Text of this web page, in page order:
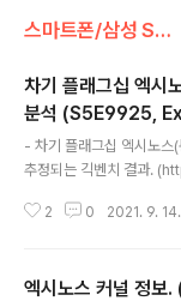
스마트폰/삼성 SAMSUNG
차기 플래그십 엑시
분석 (S5E9925,
- 차기 플래그십 엑시노
추정되는 긱벤치 결과.
럭시S21 모델명이 SM-
판 정도로 추측할 수 있음.
2 0 2021. 9. 14.
엑시노스 커널 정보.